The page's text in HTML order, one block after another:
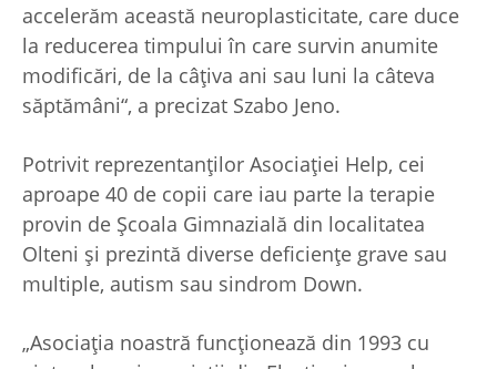
accelerăm această neuroplasticitate, care duce
la reducerea timpului în care survin anumite
modificări, de la câţiva ani sau luni la câteva
săptămâni“, a precizat Szabo Jeno.
Potrivit reprezentanţilor Asociaţiei Help, cei
aproape 40 de copii care iau parte la terapie
provin de Şcoala Gimnazială din localitatea
Olteni şi prezintă diverse deficienţe grave sau
multiple, autism sau sindrom Down.
„Asociaţia noastră funcţionează din 1993 cu